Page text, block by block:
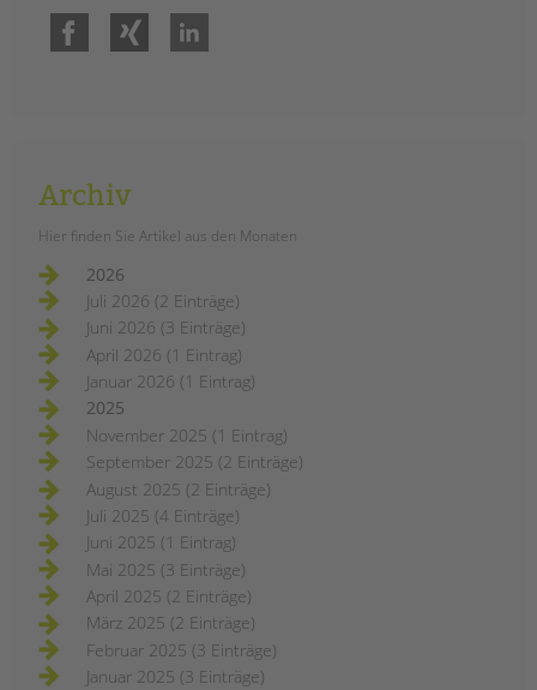
Facebook
Archiv
Hier finden Sie Artikel aus den Monaten
2026
Juli 2026 (2 Einträge)
Juni 2026 (3 Einträge)
April 2026 (1 Eintrag)
Januar 2026 (1 Eintrag)
2025
November 2025 (1 Eintrag)
September 2025 (2 Einträge)
August 2025 (2 Einträge)
Juli 2025 (4 Einträge)
Juni 2025 (1 Eintrag)
Mai 2025 (3 Einträge)
April 2025 (2 Einträge)
März 2025 (2 Einträge)
Februar 2025 (3 Einträge)
Januar 2025 (3 Einträge)